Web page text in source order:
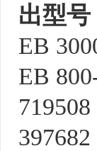
出型号
EB
EB